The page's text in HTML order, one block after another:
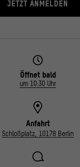
JETZT ANMELDEN
Öffnet bald
um 10:30 Uhr
Anfahrt
Schloßplatz, 10178 Berlin